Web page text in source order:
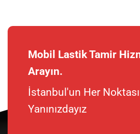
Mobil Lastik Tamir
Arayın.
İstanbul'un Her
Yanınızdayız